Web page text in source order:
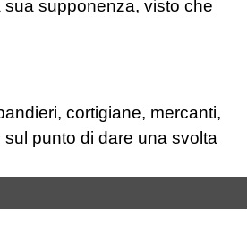
supponenza, visto che
cortigiane, mercanti,
sul punto di dare una svolta